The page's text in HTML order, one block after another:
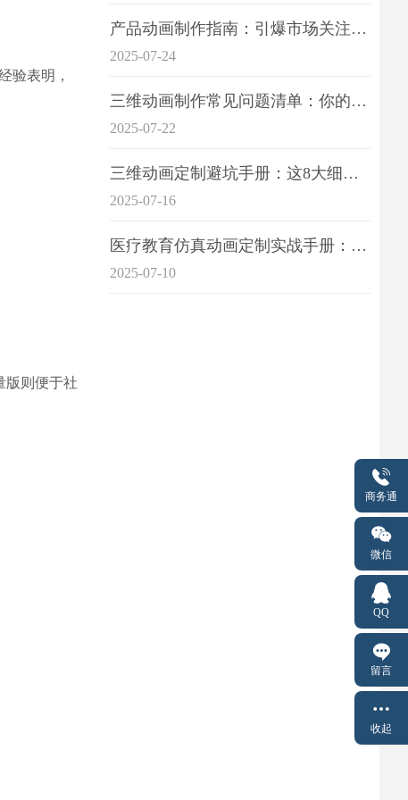
验表明，
版则便于社
产品动画制作指南：引爆市场关注的视觉引擎
2025-07-24
三维动画制作常见问题清单：你的项目是否踩中这6大技术雷区？
2025-07-22
三维动画定制避坑手册：这8大细节重点关注
2025-07-16
医疗教育仿真动画定制实战手册：击破传统医学教育7大痛点
2025-07-10
商务通
微信
QQ
留言
收起